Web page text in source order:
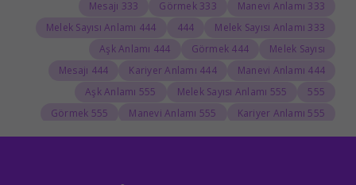
333 Manevi Anlamı
333 Görmek
333 Mesajı
333 Melek Sayısı Anlamı
444
444 Melek Sayısı Anlamı
Melek Sayısı
444 Görmek
444 Aşk Anlamı
444 Manevi Anlamı
444 Kariyer Anlamı
444 Mesajı
555
555 Melek Sayısı Anlamı
555 Aşk Anlamı
555 Kariyer Anlamı
555 Manevi Anlamı
555 Görmek
666
666 Görmek
666 Melek Sayısı
666 Anlamı